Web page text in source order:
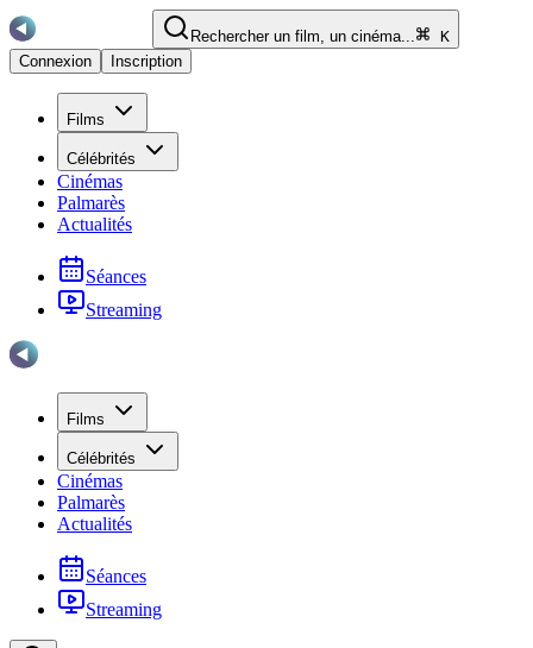
Rechercher un film, un cinéma...
K
Connexion
Inscription
Films
Célébrités
Cinémas
Palmarès
Actualités
Séances
Streaming
Films
Célébrités
Cinémas
Palmarès
Actualités
Séances
Streaming